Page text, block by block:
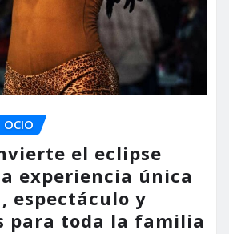
OCIO
el eclipse
experiencia única
espectáculo y
para toda la familia